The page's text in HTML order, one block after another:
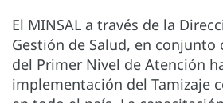
El MINSAL a través de la
Gestión de Salud, en conjunto
del Primer Nivel de Atención
implementación del Tamizaje